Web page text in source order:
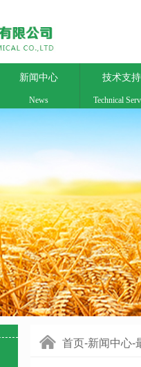
新闻中心 技术支持
News Technical
낀 首页-新闻中心-